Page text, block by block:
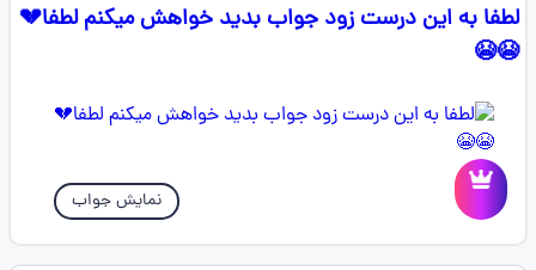
لطفا به این درست زود جواب بدید خواهش میکنم لطفا💔
😭😭
نمایش جواب